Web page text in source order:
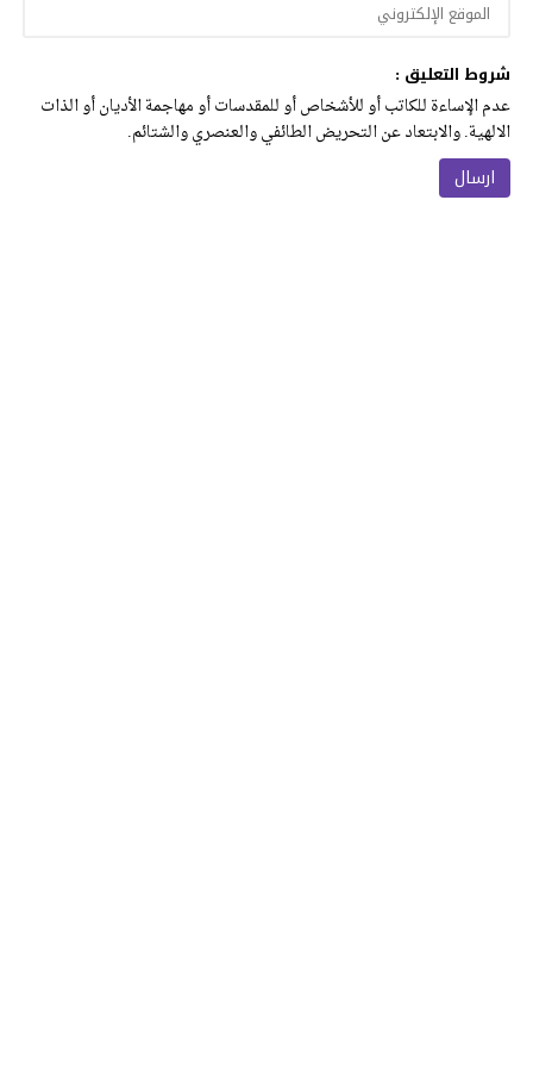
شروط التعليق :
عدم الإساءة للكاتب أو للأشخاص أو للمقدسات أو مهاجمة الأديان أو الذات
الالهية. والابتعاد عن التحريض الطائفي والعنصري والشتائم.